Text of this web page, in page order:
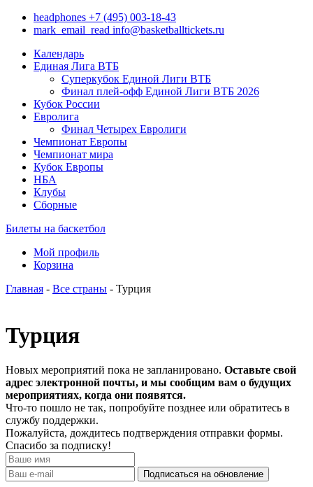
headphones +7 (495) 003-18-43
mark_email_read info@basketballtickets.ru
Календарь
Единая Лига ВТБ
Суперкубок Единой Лиги ВТБ
Финал плей-офф Единой Лиги ВТБ 2026
Кубок России
Евролига
Финал Четырех Евролиги
Чемпионат Европы
Чемпионат мира
Кубок Европы
НБА
Клубы
Сборные
Билеты на баскетбол
Мой профиль
Корзина
Главная - Все страны - Турция
Турция
Новых мероприятий пока не запланировано. Оставьте свой
адрес электронной почты, и мы сообщим вам о будущих
мероприятиях, когда они появятся.
Что-то пошло не так, попробуйте позднее или обратитесь в
службу поддержки.
Пожалуйста, дождитесь подтверждения отправки формы.
Спасибо за подписку!
Подписаться на обновление